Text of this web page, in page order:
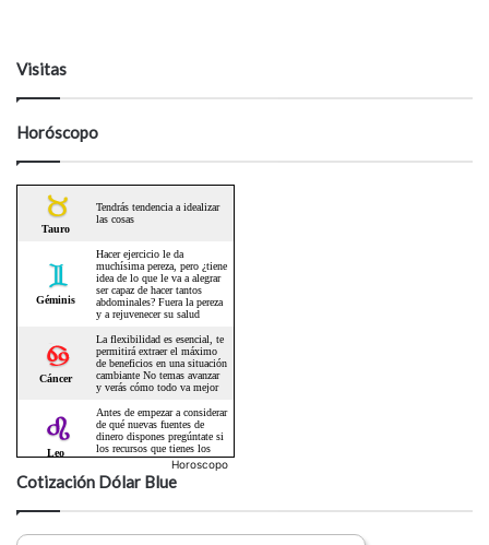
Visitas
Horóscopo
Horoscopo
Cotización Dólar Blue